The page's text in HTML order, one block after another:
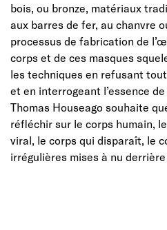
bois, ou bronze, matériaux
aux barres de fer, au chanvre
processus de fabrication de
corps et de ces masques
les techniques en refusant
et en interrogeant l’essence
Thomas Houseago souhaite
réfléchir sur le corps humain,
viral, le corps qui disparaît, le
irrégulières mises à nu derrière